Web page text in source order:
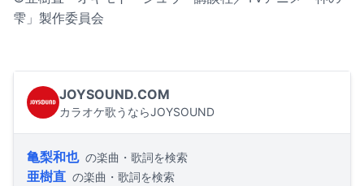
雫」製作委員会
JOYSOUND.COM
カラオケ歌うならJOYSOUND
亀梨和也 の楽曲・歌詞を検索
亜樹直 の楽曲・歌詞を検索